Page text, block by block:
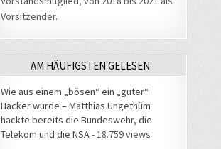
Vorsitzender.
AM HÄUFIGSTEN GELESEN
Wie aus einem „bösen“ ein „guter“
Hacker wurde – Matthias Ungethüm
hackte bereits die Bundeswehr, die
Telekom und die NSA - 18.759 views